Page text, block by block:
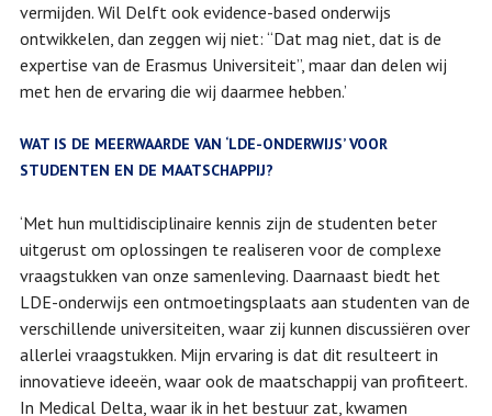
vermijden. Wil Delft ook evidence-based onderwijs
ontwikkelen, dan zeggen wij niet: “Dat mag niet, dat is de
expertise van de Erasmus Universiteit”, maar dan delen wij
met hen de ervaring die wij daarmee hebben.’
WAT IS DE MEERWAARDE VAN ‘LDE-ONDERWIJS’ VOOR
STUDENTEN EN DE MAATSCHAPPIJ?
‘Met hun multidisciplinaire kennis zijn de studenten beter
uitgerust om oplossingen te realiseren voor de complexe
vraagstukken van onze samenleving. Daarnaast biedt het
LDE-onderwijs een ontmoetingsplaats aan studenten van de
verschillende universiteiten, waar zij kunnen discussiëren over
allerlei vraagstukken. Mijn ervaring is dat dit resulteert in
innovatieve ideeën, waar ook de maatschappij van profiteert.
In Medical Delta, waar ik in het bestuur zat, kwamen